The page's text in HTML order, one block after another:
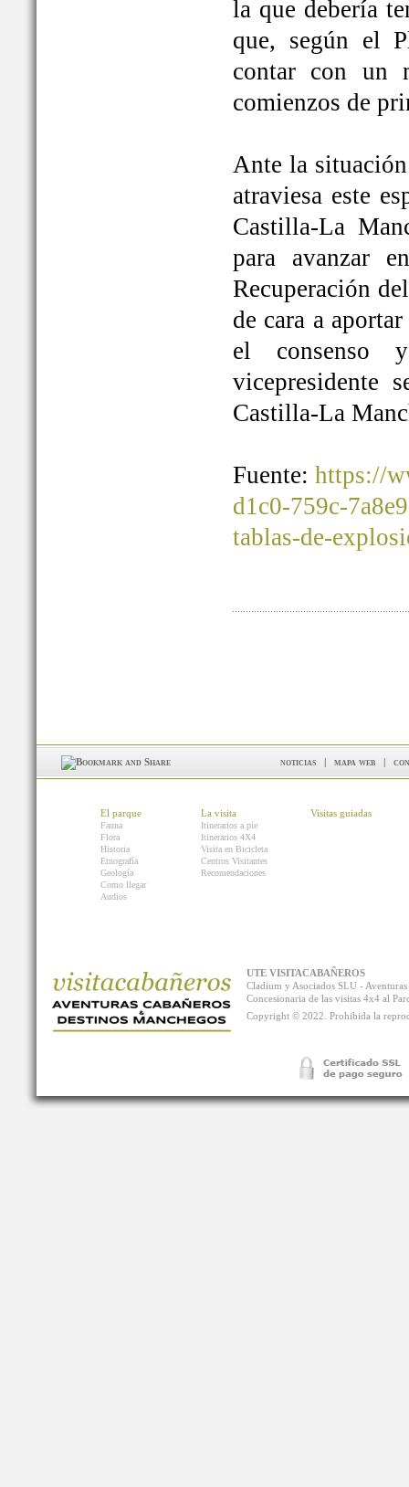
la que debería
que, según el
contar con un
comienzos de
Ante la
atraviesa este
Castilla-La
para avanzar
Recuperación
de cara a
el consenso
vicepresidente
Castilla-La
Fuente: https://
d1c0-759c-
tablas-de-
noticias | mapa web |
El parque
Fauna
Flora
Historia
Etnografía
Geología
Como llegar
Audios
La visita
Itinerarios a pie
Itinerarios 4X4
Visita en Bicicleta
Centros Visitantes
Recomendaciones
Visitas guiadas
UTE VISITACABAÑEROS
Cladium y Asociados SLU -
Concesionaria de las visitas 4x4 al
Copyright © 2022. Prohibida la